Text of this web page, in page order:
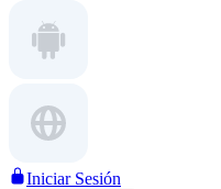
Iniciar Sesión